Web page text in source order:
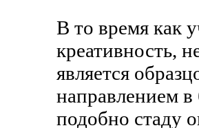
В то время как
креативность,
является
направлением в
подобно стаду